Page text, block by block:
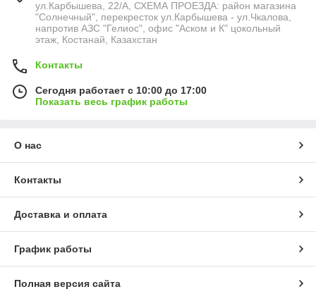
ул.Карбышева, 22/А, СХЕМА ПРОЕЗДА: район магазина
"Солнечный", перекресток ул.Карбышева - ул.Чкалова,
напротив АЗС "Гелиос", офис "Аском и К" цокольный
этаж, Костанай, Казахстан
Контакты
Сегодня работает с 10:00 до 17:00
Показать весь график работы
О нас
Контакты
Доставка и оплата
График работы
Полная версия сайта